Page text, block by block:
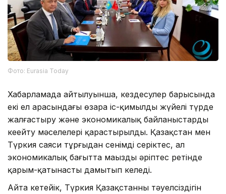
Фото: Eurasia Today
Хабарламада айтылуынша, кездесулер барысында
екі ел арасындағы өзара іс-қимылды жүйелі түрде
жалғастыру және экономикалық байланыстарды
кеңейту мәселелері қарастырылды. Қазақстан мен
Түркия саяси тұрғыдан сенімді серіктес, ал
экономикалық бағытта маңызды әріптес ретінде
қарым-қатынасты дамытып келеді.
Айта кетейік, Түркия Қазақстанның тәуелсіздігін